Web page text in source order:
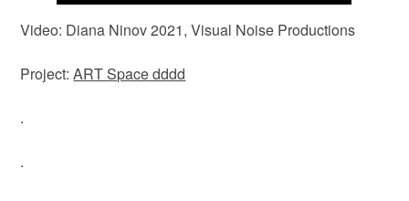
Video: Diana Ninov 2021, Visual Noise Productions
Project:ART Space dddd
.
.